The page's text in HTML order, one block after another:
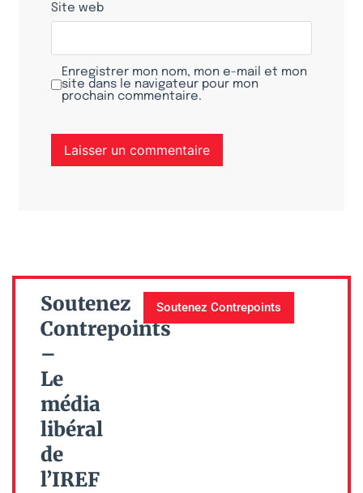
Site web
Enregistrer mon nom, mon e-mail et mon
site dans le navigateur pour mon
prochain commentaire.
Soutenez
Contrepoints
–
Le
média
libéral
de
l’IREF
Soutenez Contrepoints